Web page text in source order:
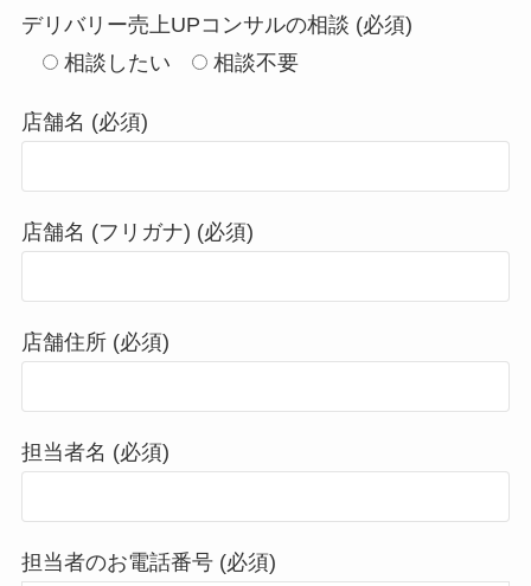
デリバリー売上UPコンサルの相談 (必須)
相談したい
相談不要
店舗名 (必須)
店舗名 (フリガナ) (必須)
店舗住所 (必須)
担当者名 (必須)
担当者のお電話番号 (必須)